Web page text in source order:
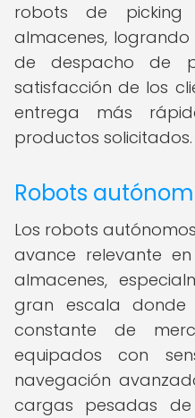
robots de
almacenes,
de despacho de
satisfacción de los
entrega más
productos solicitados.
Robots
Los robots
avance relevante
almacenes,
gran escala donde
constante de
equipados con
navegación
cargas pesadas